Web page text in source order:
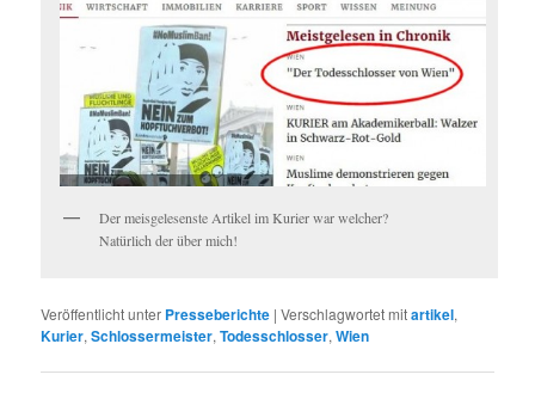
Der meisgelesenste Artikel im Kurier war welcher?
Natürlich der über mich!
Veröffentlicht unter Presseberichte |Verschlagwortet mitartikel,
Kurier,Schlossermeister,Todesschlosser,Wien